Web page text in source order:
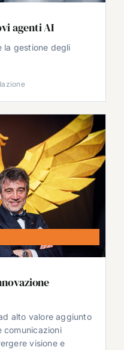
agenti AI
la gestione degli
alto valore aggiunto
comunicazioni
visione e